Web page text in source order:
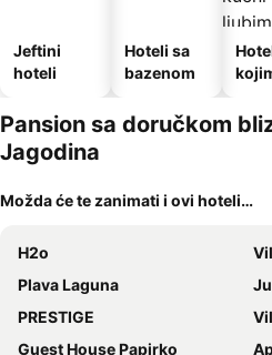
Jeftini
hoteli
Hoteli sa
bazenom
Pansion sa doručkom
Jagodina
Možda će te zanimati i ovi hoteli…
H2o
Plava Laguna
PRESTIGE
Guest House Papirko